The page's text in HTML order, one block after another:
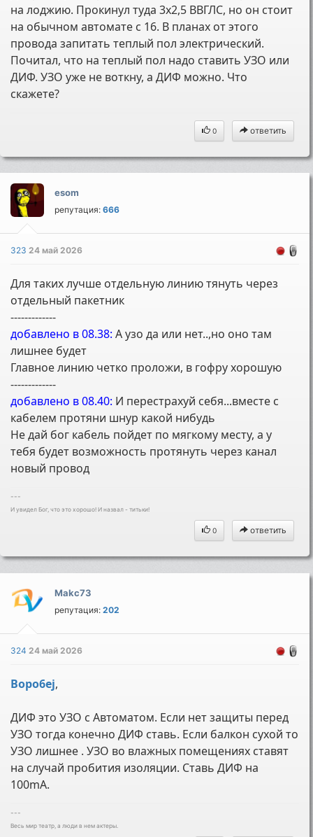
на лоджию. Прокинул туда 3х2,5 ВВГЛС, но он стоит
на обычном автомате с 16. В планах от этого
провода запитать теплый пол электрический.
Почитал, что на теплый пол надо ставить УЗО или
ДИФ. УЗО уже не воткну, а ДИФ можно. Что
скажете?
0 ответить
esom
репутация:666
32324 май 2026
Для таких лучше отдельную линию тянуть через
отдельный пакетник
-------------
добавлено в 08.38: А узо да или нет..,но оно там
лишнее будет
Главное линию четко проложи, в гофру хорошую
-------------
добавлено в 08.40: И перестрахуй себя...вместе с
кабелем протяни шнур какой нибудь
Не дай бог кабель пойдет по мягкому месту, а у
тебя будет возможность протянуть через канал
новый провод
---
И увидел Бог, что это хорошо! И назвал - титьки!
0 ответить
Makc73
репутация:202
32424 май 2026
Bopo6ej,
ДИФ это УЗО с Автоматом. Если нет защиты перед
УЗО тогда конечно ДИФ ставь. Если балкон сухой то
УЗО лишнее . УЗО во влажных помещениях ставят
на случай пробития изоляции. Ставь ДИФ на
100mA.
---
Весь мир театр, а люди в нем актеры.